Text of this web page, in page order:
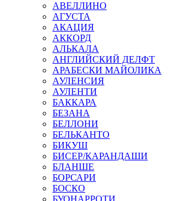
АВЕЛЛИНО
АГУСТА
АКАЦИЯ
АККОРД
АЛЬКАЛА
АНГЛИЙСКИЙ ДЕЛФТ
АРАБЕСКИ МАЙОЛИКА
АУЛЕНСИЯ
АУЛЕНТИ
БАККАРА
БЕЗАНА
БЕЛЛОНИ
БЕЛЬКАНТО
БИКУШ
БИСЕР/КАРАНДАШИ
БЛАНШЕ
БОРСАРИ
БОСКО